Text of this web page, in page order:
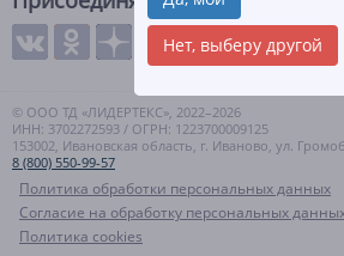
Нет, выберу другой
© ООО ТД «ЛИДЕРТЕКС», 2022–2026
ИНН: 3702272593 / ОГРН: 1223700009125
153002, Ивановская область, г. Иваново, ул.
8 (800) 550-99-57
Политика обработки персональных данных
Согласие на обработку персональных
Политика cookies